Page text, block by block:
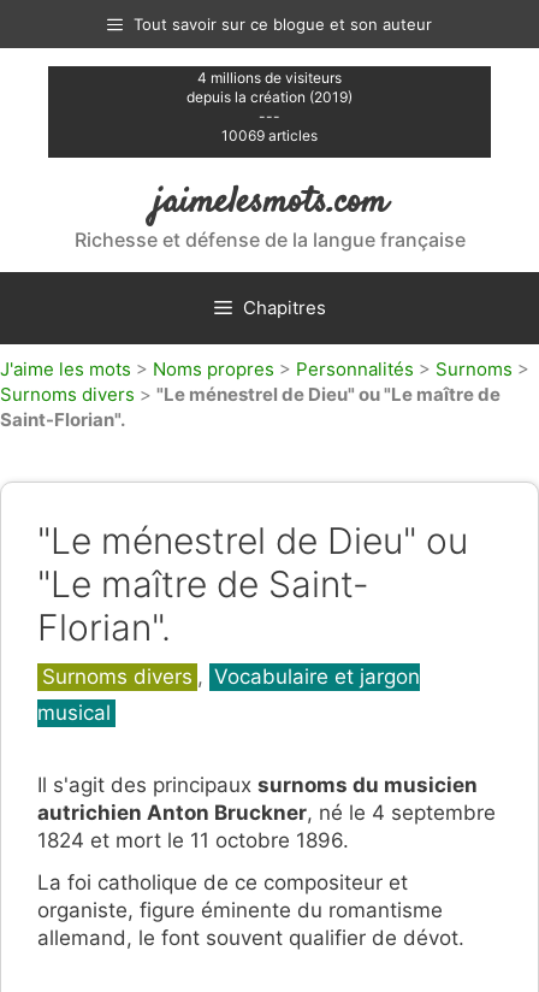
contenu
Tout savoir sur ce blogue et son auteur
4 millions de visiteurs
depuis la création (2019)
---
10069 articles
jaimelesmots.com
Richesse et défense de la langue française
Chapitres
J'aime les mots > Noms propres > Personnalités > Surnoms >
Surnoms divers > "Le ménestrel de Dieu" ou "Le maître de
Saint-Florian".
"Le ménestrel de Dieu" ou
"Le maître de Saint-
Florian".
Catégories
Surnoms divers , Vocabulaire et jargon
musical
Il s'agit des principaux surnoms du musicien
autrichien Anton Bruckner, né le 4 septembre
1824 et mort le 11 octobre 1896.
La foi catholique de ce compositeur et
organiste, figure éminente du romantisme
allemand, le font souvent qualifier de dévot.